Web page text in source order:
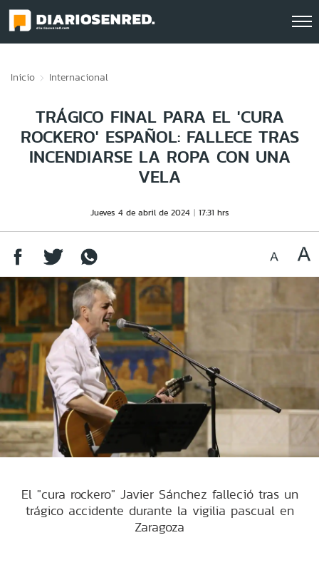
Inicio Internacional
TRÁGICO FINAL PARA EL 'CURA
ROCKERO' ESPAÑOL: FALLECE TRAS
INCENDIARSE LA ROPA CON UNA
VELA
Jueves 4 de abril de 2024 17:31 hrs
El "cura rockero" Javier Sánchez falleció tras un
trágico accidente durante la vigilia pascual en
Zaragoza